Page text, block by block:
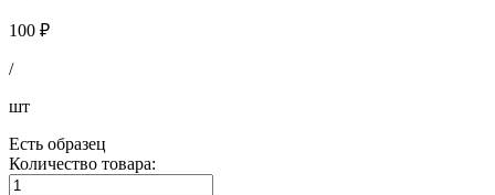
100 ₽
/
шт
Есть образец
Количество товара: